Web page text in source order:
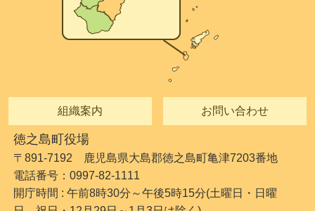
組織案内 お問い合わせ
徳之島町役場
〒891-7192 鹿児島県大島郡徳之島町亀津7203番地
電話番号：0997-82-1111
開庁時間 : 午前8時30分～午後5時15分(土曜日・日曜